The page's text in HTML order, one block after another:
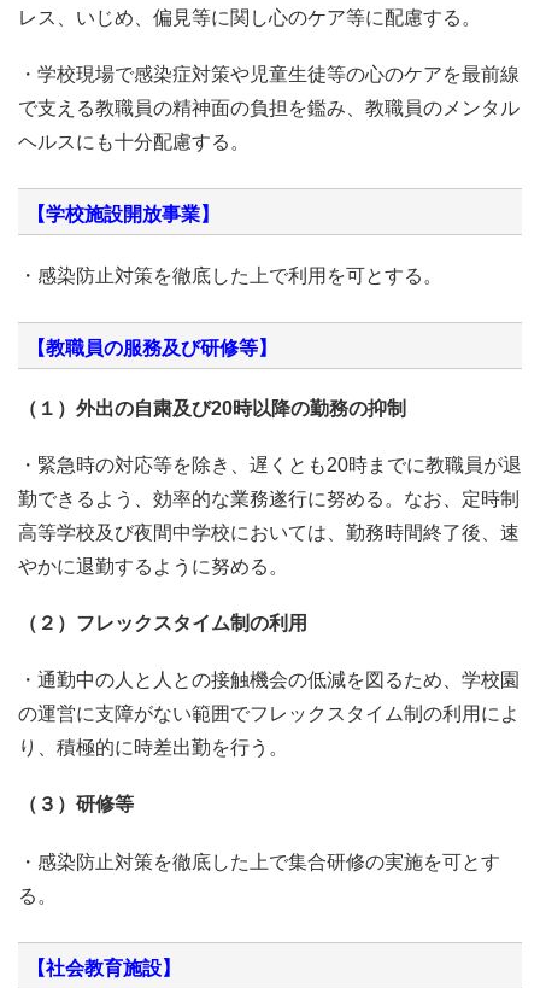
レス、いじめ、偏見等に関し心のケア等に配慮する。
・学校現場で感染症対策や児童生徒等の心のケアを最前線
で支える教職員の精神面の負担を鑑み、教職員のメンタル
ヘルスにも十分配慮する。
【学校施設開放事業】
・感染防止対策を徹底した上で利用を可とする。
【教職員の服務及び研修等】
（１）外出の自粛及び20時以降の勤務の抑制
・緊急時の対応等を除き、遅くとも20時までに教職員が退
勤できるよう、効率的な業務遂行に努める。なお、定時制
高等学校及び夜間中学校においては、勤務時間終了後、速
やかに退勤するように努める。
（２）フレックスタイム制の利用
・通勤中の人と人との接触機会の低減を図るため、学校園
の運営に支障がない範囲でフレックスタイム制の利用によ
り、積極的に時差出勤を行う。
（３）研修等
・感染防止対策を徹底した上で集合研修の実施を可とす
る。
【社会教育施設】